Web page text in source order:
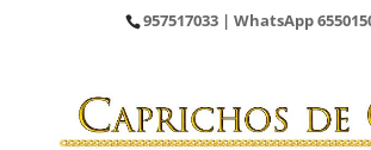
957517033 | WhatsApp